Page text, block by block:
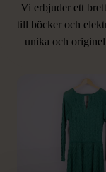
Vi erbjuder ett
till böcker och
unika och
Hitta